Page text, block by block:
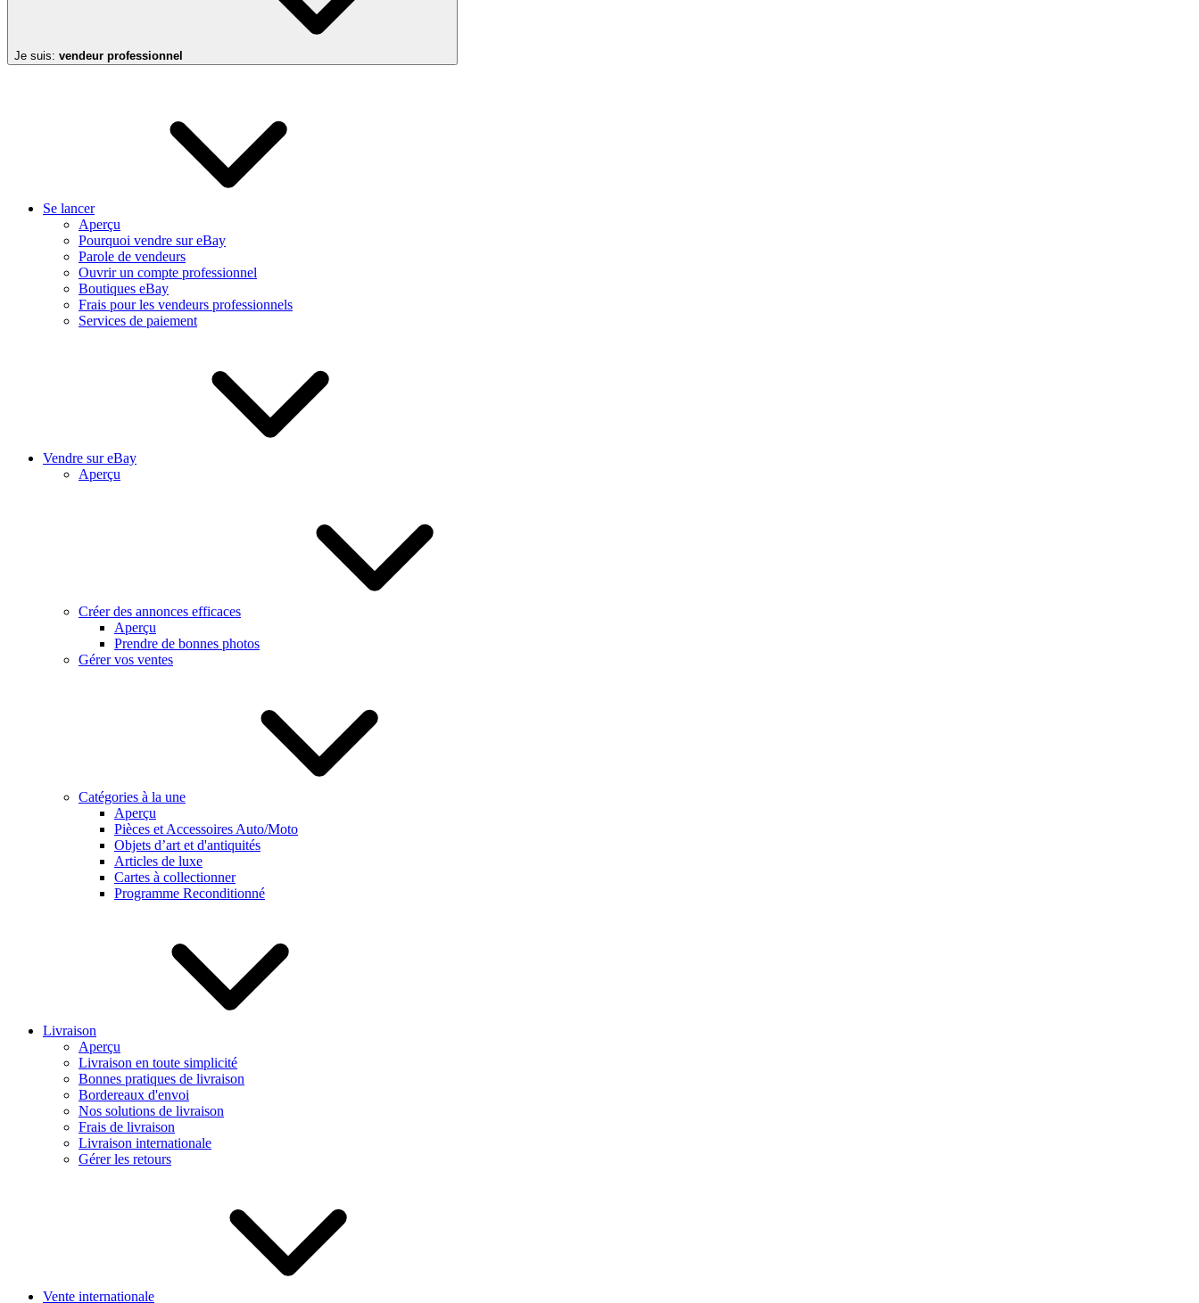
Je suis: vendeur professionnel
Se lancer
Aperçu
Pourquoi vendre sur eBay
Parole de vendeurs
Ouvrir un compte professionnel
Boutiques eBay
Frais pour les vendeurs professionnels
Services de paiement
Vendre sur eBay
Aperçu
Créer des annonces efficaces
Aperçu
Prendre de bonnes photos
Gérer vos ventes
Catégories à la une
Aperçu
Pièces et Accessoires Auto/Moto
Objets d’art et d'antiquités
Articles de luxe
Cartes à collectionner
Programme Reconditionné
Livraison
Aperçu
Livraison en toute simplicité
Bonnes pratiques de livraison
Bordereaux d'envoi
Nos solutions de livraison
Frais de livraison
Livraison internationale
Gérer les retours
Vente internationale